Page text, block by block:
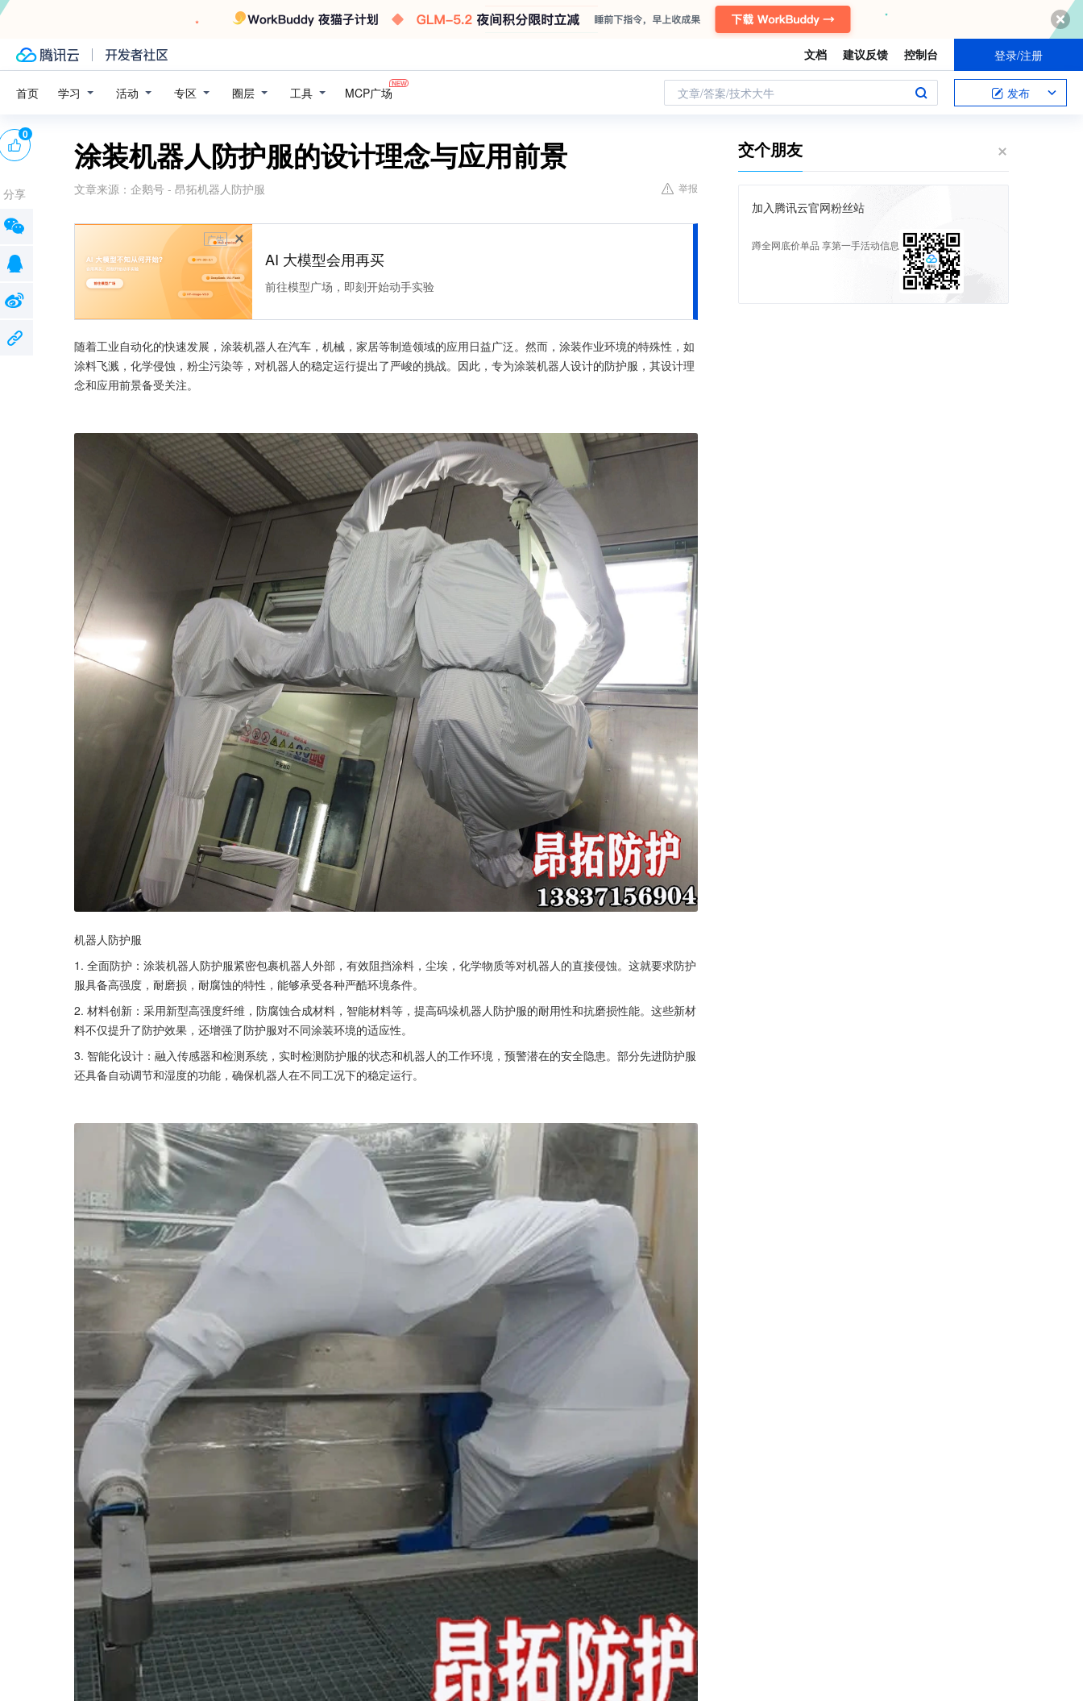
文档 建议反馈 控制台 登录/注册
首页 学习 活动 专区 圈层 工具 MCP广场 文章/答案/技术大牛 发布
涂装机器人防护服的设计理念与应用前景
文章来源： 企鹅号 - 昂拓机器人防护服 举报
广告
AI 大模型会用再买
前往模型广场，即刻开始动手实验
随着工业自动化的快速发展，涂装机器人在汽车，机械，家居等制造领域的应用日益广泛。然而，涂装作业环境的特殊性，如
涂料飞溅，化学侵蚀，粉尘污染等，对机器人的稳定运行提出了严峻的挑战。因此，专为涂装机器人设计的防护服，其设计理
念和应用前景备受关注。
机器人防护服
1. 全面防护：涂装机器人防护服紧密包裹机器人外部，有效阻挡涂料，尘埃，化学物质等对机器人的直接侵蚀。这就要求防护
服具备高强度，耐磨损，耐腐蚀的特性，能够承受各种严酷环境条件。
2. 材料创新：采用新型高强度纤维，防腐蚀合成材料，智能材料等，提高码垛机器人防护服的耐用性和抗磨损性能。这些新材
料不仅提升了防护效果，还增强了防护服对不同涂装环境的适应性。
3. 智能化设计：融入传感器和检测系统，实时检测防护服的状态和机器人的工作环境，预警潜在的安全隐患。部分先进防护服
还具备自动调节和湿度的功能，确保机器人在不同工况下的稳定运行。
0
分享
交个朋友
加入腾讯云官网粉丝站
蹲全网底价单品 享第一手活动信息